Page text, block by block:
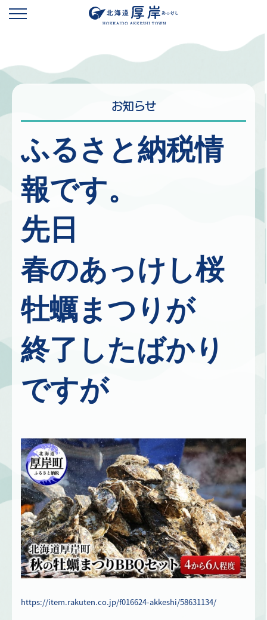
お知らせ
ふるさと納税情
報です。
先日
春のあっけし桜
牡蠣まつりが
終了したばかり
ですが
https://item.rakuten.co.jp/f016624-akkeshi/58631134/